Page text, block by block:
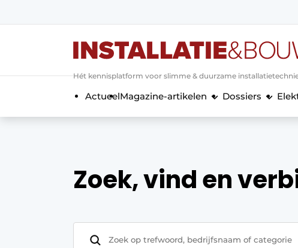
Algemene voorwaarden
Banner overzicht
BedrijvenAanmeldenBedankt voor de
Bedrijven
Home
Nieuwsbrief
Podcasts
Hét kennisplatform voor slimme & duurzame
ActueelMagazine-artikelen Dossiers
Zoek, vind en